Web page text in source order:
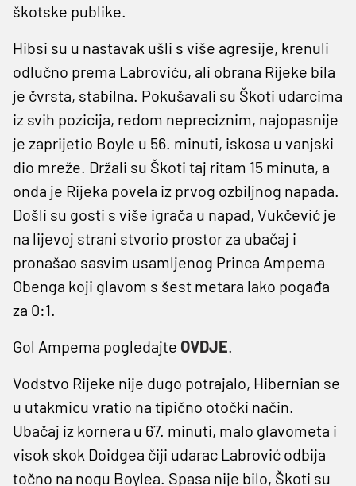
škotske publike.
Hibsi su u nastavak ušli s više agresije, krenuli
odlučno prema Labroviću, ali obrana Rijeke bila
je čvrsta, stabilna. Pokušavali su Škoti udarcima
iz svih pozicija, redom nepreciznim, najopasnije
je zaprijetio Boyle u 56. minuti, iskosa u vanjski
dio mreže. Držali su Škoti taj ritam 15 minuta, a
onda je Rijeka povela iz prvog ozbiljnog napada.
Došli su gosti s više igrača u napad, Vukčević je
na lijevoj strani stvorio prostor za ubačaj i
pronašao sasvim usamljenog Princa Ampema
Obenga koji glavom s šest metara lako pogađa
za 0:1.
Gol Ampema pogledajte OVDJE.
Vodstvo Rijeke nije dugo potrajalo, Hibernian se
u utakmicu vratio na tipično otočki način.
Ubačaj iz kornera u 67. minuti, malo glavometa i
visok skok Doidgea čiji udarac Labrović odbija
točno na nogu Boylea. Spasa nije bilo, Škoti su